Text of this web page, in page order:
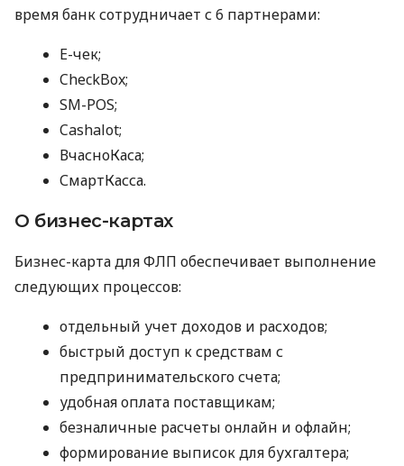
время банк сотрудничает с 6 партнерами:
E-чек;
CheckBox;
SM-POS;
Cashalot;
ВчасноКаса;
СмартКасса.
О бизнес-картах
Бизнес-карта для ФЛП обеспечивает выполнение
следующих процессов:
отдельный учет доходов и расходов;
быстрый доступ к средствам с
предпринимательского счета;
удобная оплата поставщикам;
безналичные расчеты онлайн и офлайн;
формирование выписок для бухгалтера;